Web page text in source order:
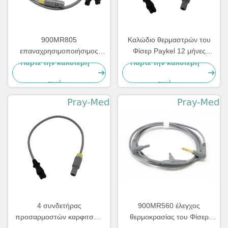
900MR805
επαναχρησιμοποιήσιμος
κύκλος ελέγχων
θερμαστρών του Φίσερ
Paykel
Πάρτε την καλύτερη
τιμή
Καλώδιο θερμαστρών του
Φίσερ Paykel 12 μήνες
εξουσιοδότησης με το
συνδετήρα 0.9m 4pin μήκος
Πάρτε την καλύτερη
τιμή
4 συνδετήρας
προσαρμοστών καρφιτσών
900MR560 έλεγχος
θερμοκρασίας του Φίσερ